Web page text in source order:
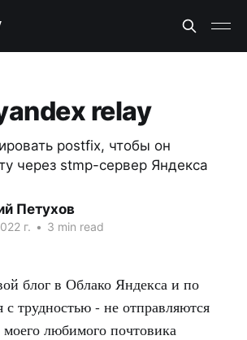
relay
postfix, чтобы он
через stmp-сервер Яндекса
Петухов
г. • 3 min read
блог в Облако Яндекса и по
с трудностью - не отправляются
любимого почтовика